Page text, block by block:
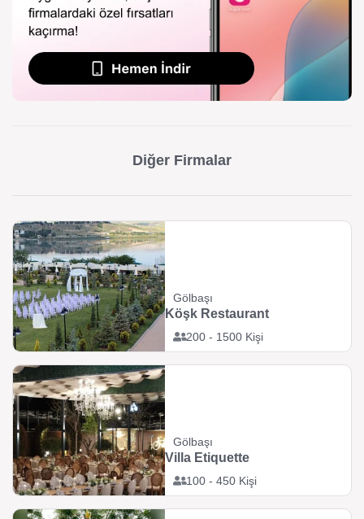
Diğer Firmalar
Gölbaşı
200 - 1500 Kişi
Köşk Restaurant
Gölbaşı
100 - 450 Kişi
Villa Etiquette